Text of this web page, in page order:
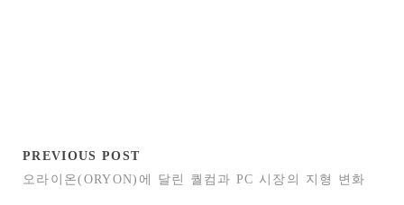
PREVIOUS POST
오라이온(ORYON)에 달린 퀄컴과 PC 시장의 지형 변화